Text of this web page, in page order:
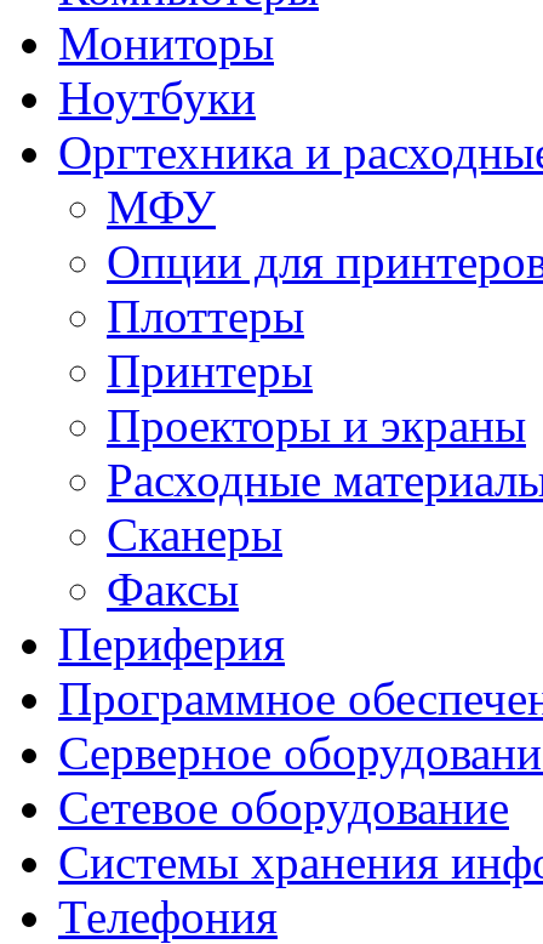
Мониторы
Ноутбуки
Оргтехника и
МФУ
Опции для
Плоттеры
Принтеры
Проекторы и экраны
Расходные
Сканеры
Факсы
Периферия
Программное
Серверное
Сетевое оборудование
Системы хранения
Телефония